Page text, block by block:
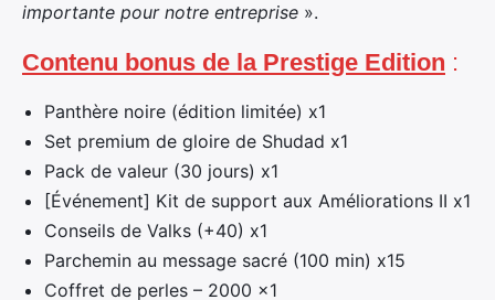
importante pour notre entreprise ».
Contenu bonus de la Prestige Edition :
Panthère noire (édition limitée) x1
Set premium de gloire de Shudad x1
Pack de valeur (30 jours) x1
[Événement] Kit de support aux Améliorations II x1
Conseils de Valks (+40) x1
Parchemin au message sacré (100 min) x15
Coffret de perles – 2000 x1